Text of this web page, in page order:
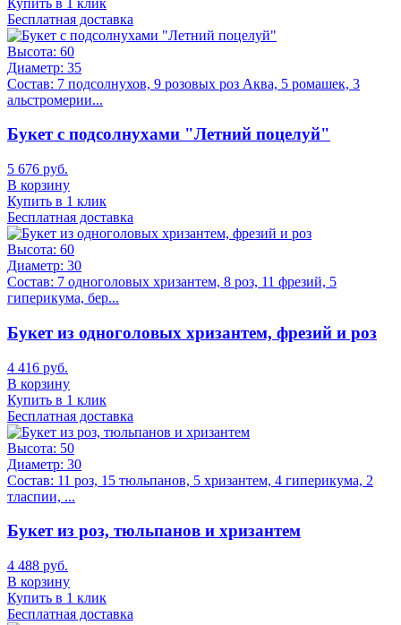
Бесплатная доставка
Высота: 60
Диаметр: 35
Состав: 7 подсолнухов, 9 розовых роз Аква, 5 ромашек, 3
альстромерии...
Букет с подсолнухами "Летний поцелуй"
5 676 руб.
В корзину
Купить в 1 клик
Бесплатная доставка
Высота: 60
Диаметр: 30
Состав: 7 одноголовых хризантем, 8 роз, 11 фрезий, 5
гиперикума, бер...
Букет из одноголовых хризантем, фрезий и роз
4 416 руб.
В корзину
Купить в 1 клик
Бесплатная доставка
Высота: 50
Диаметр: 30
Состав: 11 роз, 15 тюльпанов, 5 хризантем, 4 гиперикума, 2
тласпии, ...
Букет из роз, тюльпанов и хризантем
4 488 руб.
В корзину
Купить в 1 клик
Бесплатная доставка